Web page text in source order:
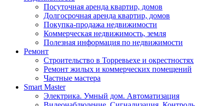
Посуточная аренда квартир, домов
Долгосрочная аренда квартир, домов
Покупка-продажа недвижимости
Коммерческая недвижимость, земля
Полезная информация по недвижимости
Ремонт
Строительство в Торревьехе и окрестностях
Ремонт жилых и коммерческих помещений
Частные мастера
Smart Master
Электрика. Умный дом. Автоматизация